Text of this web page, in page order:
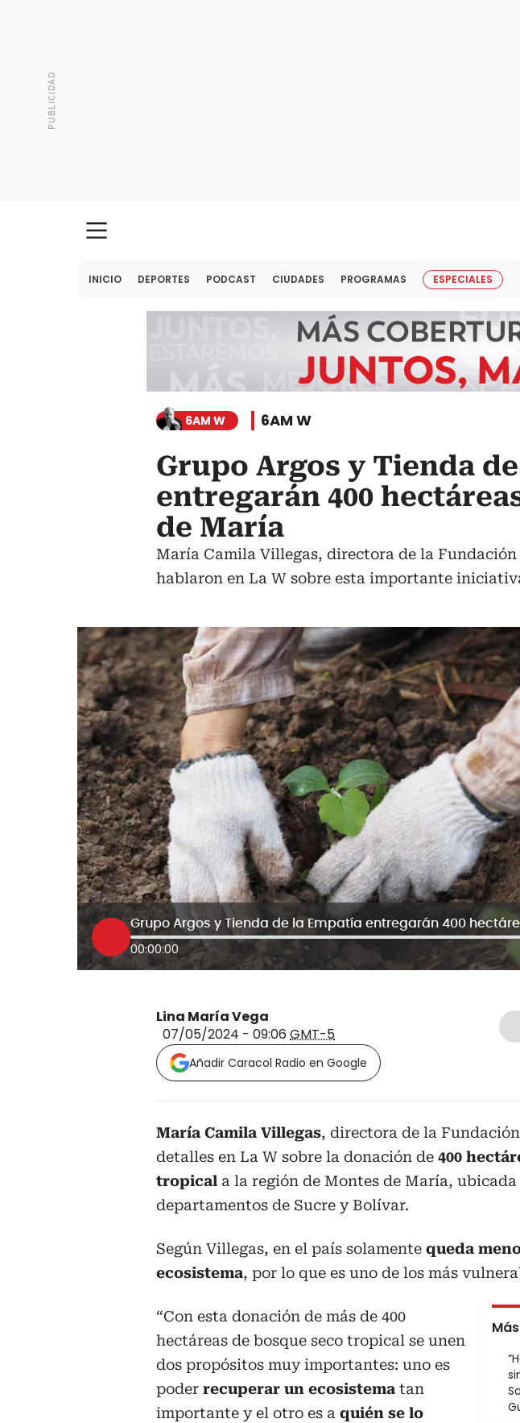
INICIO DEPORTES PODCAST CIUDADES PROGRAMAS ESPECIALES
6AM W 6AM W
Grupo Argos y Tienda
entregarán 400
de María
María Camila Villegas, directora de la
hablaron en La W sobre esta importante
00:00:00
Lina María Vega
07/05/2024 - 09:06 GMT-5
Añadir Caracol Radio en Google
María Camila Villegas, directora de la
detalles en La W sobre la donación de 400
tropical a la región de Montes de María,
departamentos de Sucre y Bolívar.
Según Villegas, en el país solamente queda
ecosistema, por lo que es uno de los más
“Con esta donación de más de 400
hectáreas de bosque seco tropical se unen
dos propósitos muy importantes: uno es
poder recuperar un ecosistema tan
importante y el otro es a quién se lo